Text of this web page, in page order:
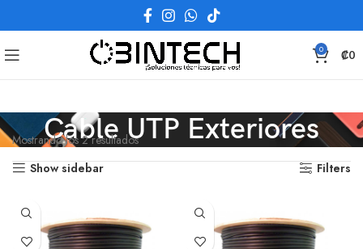
0 ₡0
Cable UTP Exteriores
Mostrando los 2 resultados
Show sidebar
Filters